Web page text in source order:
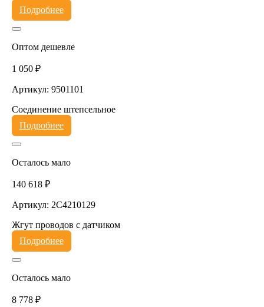
Подробнее
Оптом дешевле
1 050 ₽
Артикул: 9501101
Соединение штепсельное
Подробнее
Осталось мало
140 618 ₽
Артикул: 2C4210129
Жгут проводов с датчиком
Подробнее
Осталось мало
8 778 ₽